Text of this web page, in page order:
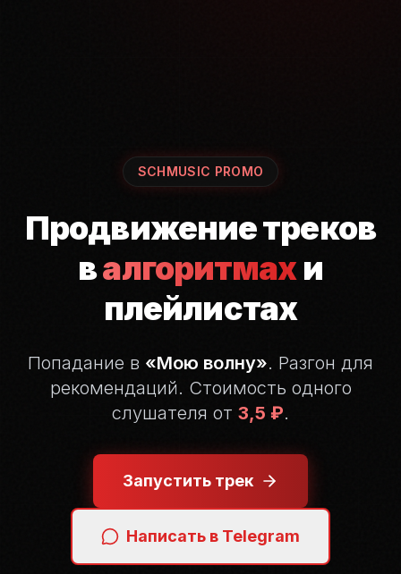
SCHMUSIC PROMO
Продвижение треков
валгоритмахи
плейлистах
Попадание в «Мою волну». Разгон для
рекомендаций. Стоимость одного
слушателя от 3,5 ₽.
Запустить трек
Написать в Telegram